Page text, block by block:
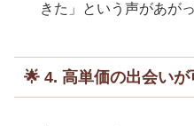
きた」という声があが
🌟 4. 高単価の出会いが